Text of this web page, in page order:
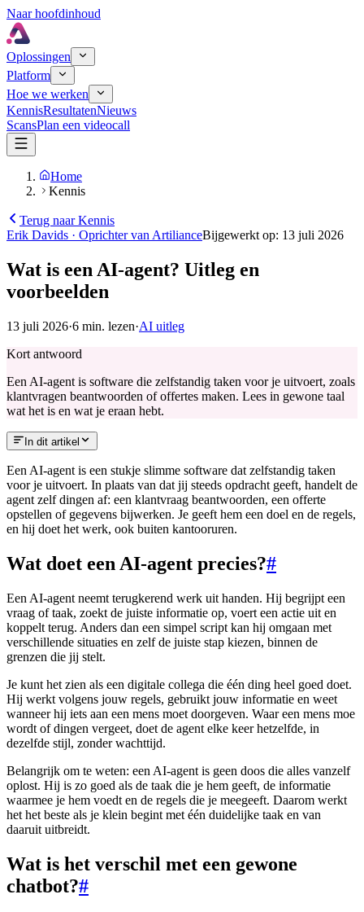
Naar hoofdinhoud
Oplossingen
Platform
Hoe we werken
KennisResultatenNieuws
ScansPlan een videocall
Home
Kennis
Terug naar Kennis
Erik Davids · Oprichter van ArtilianceBijgewerkt op: 13 juli 2026
Wat is een AI-agent? Uitleg en
voorbeelden
13 juli 2026·6 min. lezen·AI uitleg
Kort antwoord
Een AI-agent is software die zelfstandig taken voor je uitvoert, zoals
klantvragen beantwoorden of offertes maken. Lees in gewone taal
wat het is en wat je eraan hebt.
In dit artikel
Een AI-agent is een stukje slimme software dat zelfstandig taken
voor je uitvoert. In plaats van dat jij steeds opdracht geeft, handelt de
agent zelf dingen af: een klantvraag beantwoorden, een offerte
opstellen of gegevens bijwerken. Je geeft hem een doel en de regels,
en hij doet het werk, ook buiten kantooruren.
Wat doet een AI-agent precies?#
Een AI-agent neemt terugkerend werk uit handen. Hij begrijpt een
vraag of taak, zoekt de juiste informatie op, voert een actie uit en
koppelt terug. Anders dan een simpel script kan hij omgaan met
verschillende situaties en zelf de juiste stap kiezen, binnen de
grenzen die jij stelt.
Je kunt het zien als een digitale collega die één ding heel goed doet.
Hij werkt volgens jouw regels, gebruikt jouw informatie en weet
wanneer hij iets aan een mens moet doorgeven. Waar een mens moe
wordt of dingen vergeet, doet de agent elke keer hetzelfde, in
dezelfde stijl, zonder wachttijd.
Belangrijk om te weten: een AI-agent is geen doos die alles vanzelf
oplost. Hij is zo goed als de taak die je hem geeft, de informatie
waarmee je hem voedt en de regels die je meegeeft. Daarom werkt
het het beste als je klein begint met één duidelijke taak en van
daaruit uitbreidt.
Wat is het verschil met een gewone
chatbot?#